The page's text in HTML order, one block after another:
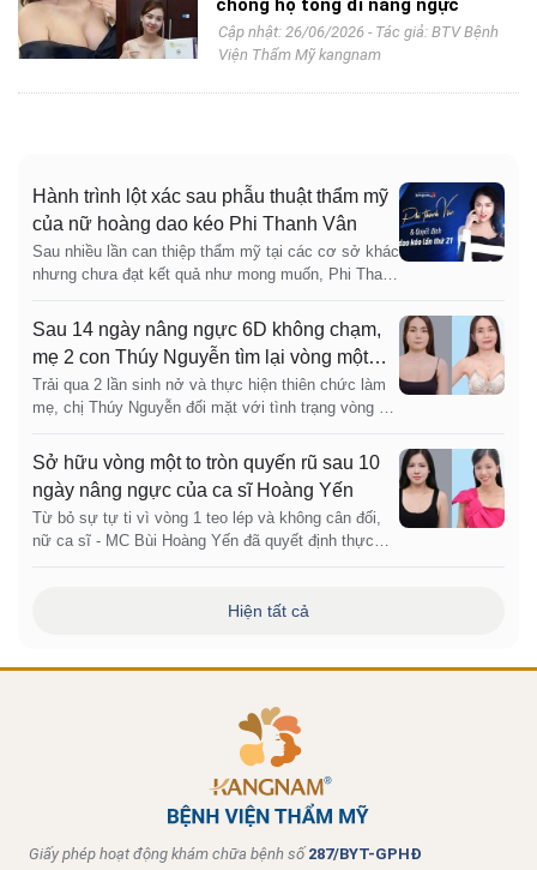
chồng hộ tống đi nâng ngực
Cập nhật: 26/06/2026 - Tác giả: BTV Bệnh
Viện Thẩm Mỹ kangnam
Hành trình lột xác sau phẫu thuật thẩm mỹ
của nữ hoàng dao kéo Phi Thanh Vân
Sau nhiều lần can thiệp thẩm mỹ tại các cơ sở khác
nhưng chưa đạt kết quả như mong muốn, Phi Thanh
Sau 14 ngày nâng ngực 6D không chạm,
mẹ 2 con Thúy Nguyễn tìm lại vòng một
căng tròn, tự nhiên
Trải qua 2 lần sinh nở và thực hiện thiên chức làm
mẹ, chị Thúy Nguyễn đối mặt với tình trạng vòng 1
tưởng Bệnh viện Thẩm mỹ Kangnam Sài Gòn, chị
đã có màn "lột xác" ngoạn mục chỉ sau 14 ngày nhờ
phương pháp Nâng ngực 6D không chạm và túi
Motiva Er...
Sở hữu vòng một to tròn quyến rũ sau 10
ngày nâng ngực của ca sĩ Hoàng Yến
Từ bỏ sự tự ti vì vòng 1 teo lép và không cân đối,
nữ ca sĩ - MC Bùi Hoàng Yến đã quyết định thực
nghệ nâng ngực 6D nội soi, cô đã sở hữu dáng
Hiện tất cả
Giấy phép hoạt động khám chữa bệnh số 287/BYT-GPHĐ